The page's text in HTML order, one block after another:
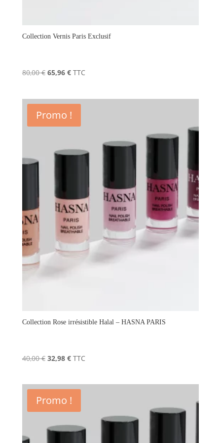
Collection Vernis Paris Exclusif
80,00€ Le
était :
80,00 €.
65,96 €Le
est :
65,96 €.
TTC
Promo !
Collection Rose irrésistible Halal – HASNA PARIS
40,00€ Le
était :
40,00 €.
32,98 €Le
est :
32,98 €.
TTC
Promo !